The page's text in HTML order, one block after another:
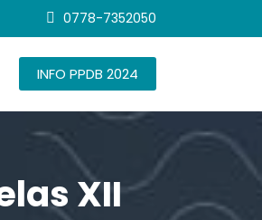
0778-7352050
INFO PPDB 2024
XII